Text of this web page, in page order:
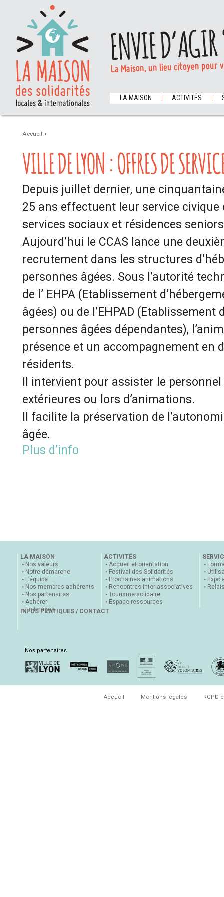
ENVIE
La Maison, un lieu citoyen
LA MAISON ACTIVITÉS
Accueil >
VILLE DE LYON : OFFRES DE
Depuis juillet dernier, une
25 ans effectuent leur service civique
services sociaux et résidences
Aujourd’hui le CCAS lance une
recrutement dans les structures
personnes âgées. Sous l’autorité
de l’ EHPA (Etablissement
âgées) ou de l’EHPAD (Etablissement
personnes âgées dépendantes),
présence et un accompagnement en
résidents.
Il intervient pour assister le
extérieures ou lors d’animations.
Il facilite la préservation de
âgée.
Plus d’info
LA MAISON
Nos valeurs
Notre démarche
L’équipe
Nos membres adhérents
Nos partenaires
Adhérer
En images
ACTIVITÉS
Accueil et orientation
Festival des Solidarités
Prochaines animations
Rencontres inter-associatives
Tourisme solidaire
Espace ressources
Expo
INFOS PRATIQUES / CONTACT
Nos partenaires
Accueil Mentions légales RGPD